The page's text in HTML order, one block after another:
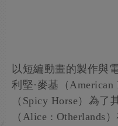
以短編動畫的製作與
利堅·麥基（American
（Spicy Horse）為了
（Alice : Otherlands